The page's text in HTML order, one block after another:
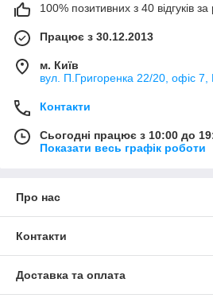
100% позитивних з 40 відгуків за
Працює з 30.12.2013
м. Київ
вул. П.Григоренка 22/20, офіс 7,
Контакти
Сьогодні працює з 10:00 до
Показати весь графік роботи
Про нас
Контакти
Доставка та оплата